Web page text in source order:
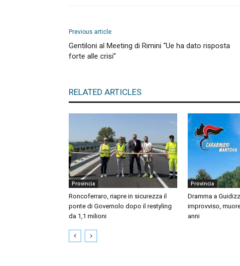
Previous article
Gentiloni al Meeting di Rimini “Ue ha dato risposta
forte alle crisi”
RELATED ARTICLES
Provincia
Roncoferraro, riapre in sicurezza il
ponte di Governolo dopo il restyling
da 1,1 milioni
Provincia
Dramma a
improvviso,
anni